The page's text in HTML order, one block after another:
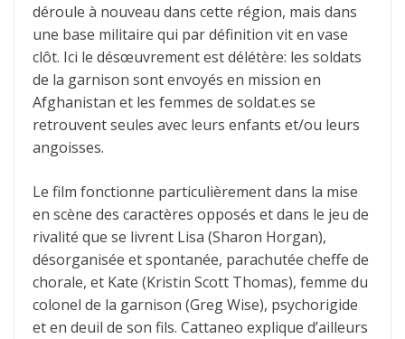
déroule à nouveau dans cette région, mais dans
une base militaire qui par définition vit en vase
clôt. Ici le désœuvrement est délétère: les soldats
de la garnison sont envoyés en mission en
Afghanistan et les femmes de soldat.es se
retrouvent seules avec leurs enfants et/ou leurs
angoisses.
Le film fonctionne particulièrement dans la mise
en scène des caractères opposés et dans le jeu de
rivalité que se livrent Lisa (Sharon Horgan),
désorganisée et spontanée, parachutée cheffe de
chorale, et Kate (Kristin Scott Thomas), femme du
colonel de la garnison (Greg Wise), psychorigide
et en deuil de son fils. Cattaneo explique d’ailleurs